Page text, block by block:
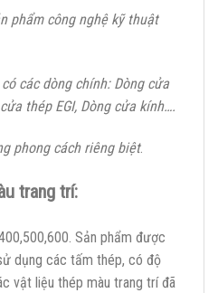
phẩm công nghệ kỹ thuật
các dòng chính: Dòng cửa
thép EGI, Dòng cửa kính….
phong cách riêng biệt.
trang trí:
Sản phẩm được
dụng các tấm thép, có độ
vật liệu thép màu trang trí đã